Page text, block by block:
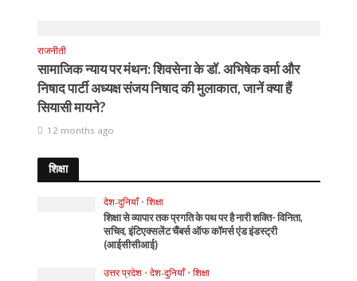
राजनीती
सामाजिक न्याय पर मंथन: शिवसेना के डॉ. अभिषेक वर्मा और
निषाद पार्टी अध्यक्ष संजय निषाद की मुलाकात, जानें क्या हैं
सियासी मायने?
12 months ago
शिक्षा
देश-दुनियाँ • शिक्षा
शिक्षा से व्यापार तक प्रगति के पथ पर है नारी शक्ति- विनिता,
सचिव, इंटिएक्सलेंट चैंबर्स ऑफ कॉमर्स एंड इंडस्ट्री
(आईसीसीआई)
उत्तर प्रदेश • देश-दुनियाँ • शिक्षा